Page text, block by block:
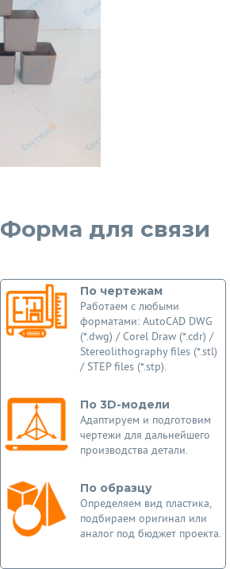
Форма для связи
По чертежам
Работаем с любыми
форматами: AutoCAD DWG
(*.dwg) / Corel Draw (*.cdr) /
Stereolithography files (*.stl)
/ STEP files (*.stp).
По 3D-модели
Адаптируем и подготовим
чертежи для дальнейшего
производства детали.
По образцу
Определяем вид пластика,
подбираем оригинал или
аналог под бюджет проекта.